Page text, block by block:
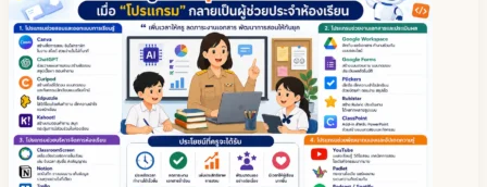
พร้อม
ย้ำ
ให้
ปฏิบัติ
ตน
ตาม
มาตรการ